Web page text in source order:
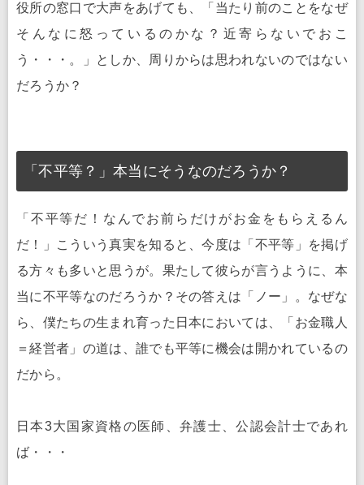
役所の窓口で大声をあげても、「当たり前のことをなぜ
そんなに怒っているのかな？近寄らないでおこ
う・・・。」としか、周りからは思われないのではない
だろうか？
「不平等？」本当にそうなのだろうか？
「不平等だ！なんでお前らだけがお金をもらえるん
だ！」こういう真実を知ると、今度は「不平等」を掲げ
る方々も多いと思うが。果たして彼らが言うように、本
当に不平等なのだろうか？その答えは「ノー」。なぜな
ら、僕たちの生まれ育った日本においては、「お金職人
＝経営者」の道は、誰でも平等に機会は開かれているの
だから。
日本3大国家資格の医師、弁護士、公認会計士であれ
ば・・・